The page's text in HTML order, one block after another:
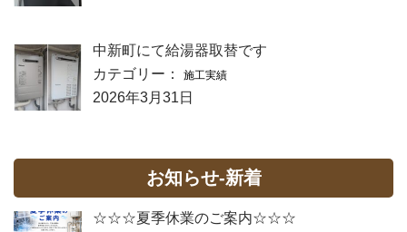
中新町にて給湯器取替です
カテゴリー：
施工実績
2026年3月31日
お知らせ-新着
☆☆☆夏季休業のご案内☆☆☆